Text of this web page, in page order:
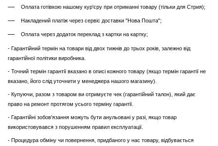
Оплата готівкою нашому кур'єру при отриманні товару (тільки для Стрия);
Накладений платіж через сервіс доставки "Нова Пошта";
Оплата через додаток переклад з картки на картку;
- Гарантійний термін на товари від двох тижнів до трьох років, залежно від
гарантійної політики виробника.
- Точний термін гарантії вказано в описі кожного товару (якщо термін гарантії не
вказано, його слід уточнити у менеджера нашого магазину).
- Купуючи, разом з товаром ви отримуєте чек (гарантійний талон), який дає
право на ремонт протягом усього терміну гарантії.
- Гарантійні зобов'язання можуть бути анульовані у разі, якщо товар
використовувався з порушенням правил експлуатації.
- Процедура обміну чи повернення, придбаного у нас товару, відбувається